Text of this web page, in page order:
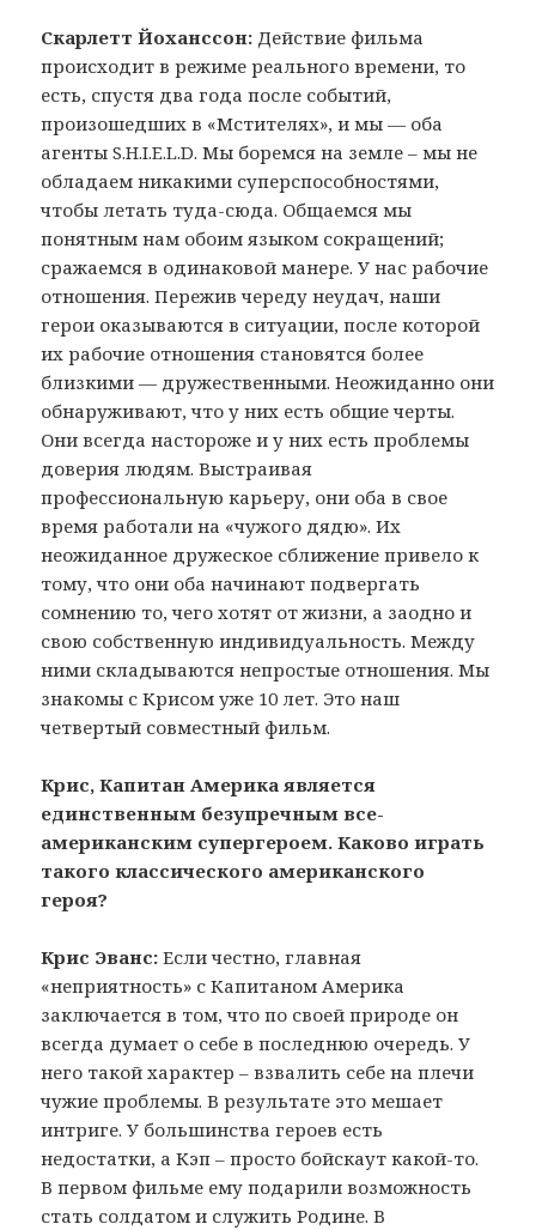
Скарлетт Йоханссон: Действие фильма
происходит в режиме реального времени, то
есть, спустя два года после событий,
произошедших в «Мстителях», и мы — оба
агенты S.H.I.E.L.D. Мы боремся на земле – мы не
обладаем никакими суперспособностями,
чтобы летать туда-сюда. Общаемся мы
понятным нам обоим языком сокращений;
сражаемся в одинаковой манере. У нас рабочие
отношения. Пережив череду неудач, наши
герои оказываются в ситуации, после которой
их рабочие отношения становятся более
близкими — дружественными. Неожиданно они
обнаруживают, что у них есть общие черты.
Они всегда настороже и у них есть проблемы
доверия людям. Выстраивая
профессиональную карьеру, они оба в свое
время работали на «чужого дядю». Их
неожиданное дружеское сближение привело к
тому, что они оба начинают подвергать
сомнению то, чего хотят от жизни, а заодно и
свою собственную индивидуальность. Между
ними складываются непростые отношения. Мы
знакомы с Крисом уже 10 лет. Это наш
четвертый совместный фильм.
Крис, Капитан Америка является
единственным безупречным все-
американским супергероем. Каково играть
такого классического американского
героя?
Крис Эванс: Если честно, главная
«неприятность» с Капитаном Америка
заключается в том, что по своей природе он
всегда думает о себе в последнюю очередь. У
него такой характер – взвалить себе на плечи
чужие проблемы. В результате это мешает
интриге. У большинства героев есть
недостатки, а Кэп – просто бойскаут какой-то.
В первом фильме ему подарили возможность
стать солдатом и служить Родине. В